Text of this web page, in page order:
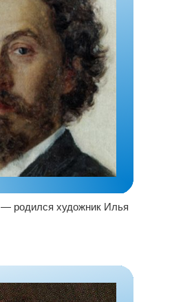
— родился художник Илья